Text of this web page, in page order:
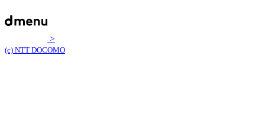
>
(c) NTT DOCOMO